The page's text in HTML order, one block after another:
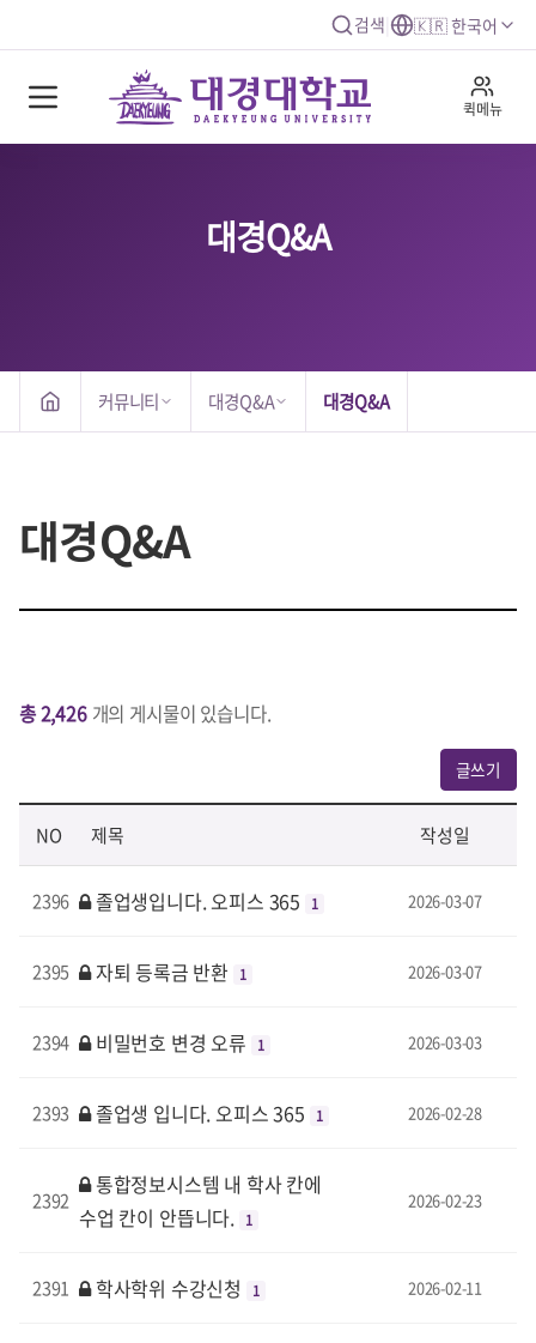
검색 🇰🇷 한국어
퀵메뉴
대경Q&A
커뮤니티 대경Q&A 대경Q&A
대경Q&A
총 2,426개의 게시물이 있습니다.
글쓰기
NO 제목 작성일
2396 졸업생입니다. 오피스 365 1 2026-03-07
2395 자퇴 등록금 반환 1 2026-03-07
2394 비밀번호 변경 오류 1 2026-03-03
2393 졸업생 입니다. 오피스 365 1 2026-02-28
2392
통합정보시스템 내 학사 칸에
수업 칸이 안뜹니다. 1
2026-02-23
2391 학사학위 수강신청 1 2026-02-11